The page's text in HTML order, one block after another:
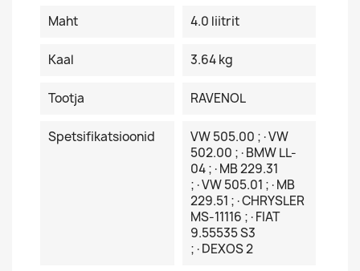
Maht 4.0 liitrit
Kaal 3.64 kg
Tootja RAVENOL
Spetsifikatsioonid
VW 505.00 ;·VW
502.00 ;·BMW LL-
04 ;·MB 229.31
;·VW 505.01 ;·MB
229.51 ;·CHRYSLER
MS-11116 ;·FIAT
9.55535 S3
;·DEXOS 2